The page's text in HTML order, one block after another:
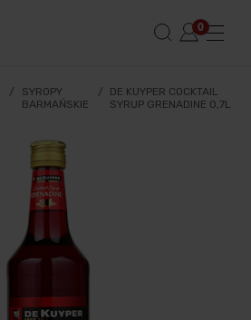
/
SYROPY
BARMAŃSKIE
/
DE KUYPER COCKTAIL
SYRUP GRENADINE 0,7L